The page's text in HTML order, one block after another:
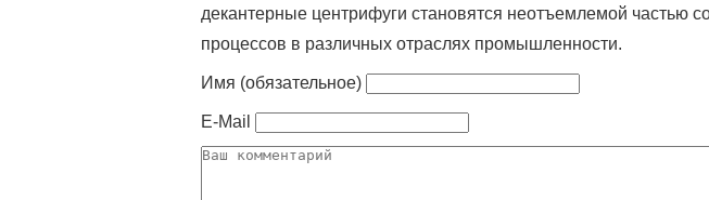
декантерные центрифуги становятся неотъемлемой частью
процессов в различных отраслях промышленности.
Имя (обязательное)
E-Mail